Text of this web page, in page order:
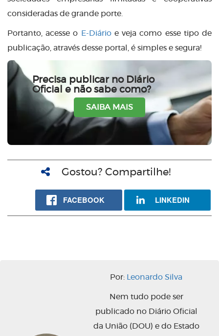
consideradas de grande porte.
Portanto, acesse o E-Diárioe veja como esse tipo de
publicação, através desse portal, é simples e segura!
Precisa publicar no Diário
Oficial e não sabe como?
SAIBA MAIS
Gostou? Compartilhe!
FACEBOOK LINKEDIN
Por: Leonardo Silva
Nem tudo pode ser
publicado no Diário Oficial
da União (DOU) e do Estado